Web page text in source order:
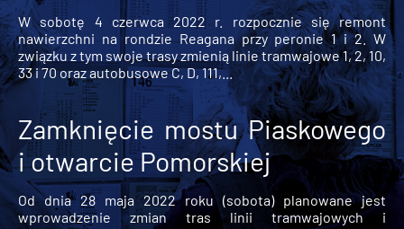
W sobotę 4 czerwca 2022 r. rozpocznie się remont
nawierzchni na rondzie Reagana przy peronie 1 i 2. W
związku z tym swoje trasy zmienią linie tramwajowe 1, 2, 10,
33 i 70 oraz autobusowe C, D, 111,...
Zamknięcie mostu Piaskowego
i otwarcie Pomorskiej
Od dnia 28 maja 2022 roku (sobota) planowane jest
wprowadzenie zmian tras linii tramwajowych i